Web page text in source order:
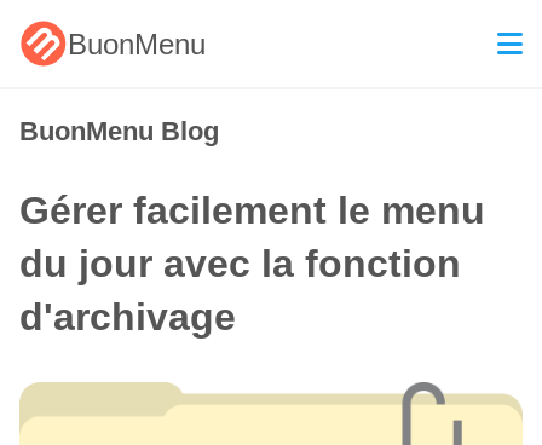
BuonMenu
BuonMenu Blog
Gérer facilement le menu
du jour avec la fonction
d'archivage